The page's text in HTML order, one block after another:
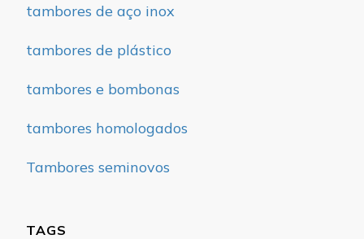
tambores de aço inox
tambores de plástico
tambores e bombonas
tambores homologados
Tambores seminovos
TAGS